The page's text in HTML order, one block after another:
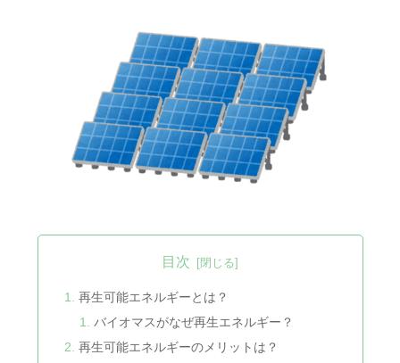
目次
再生可能エネルギーとは？
バイオマスがなぜ再生エネルギー？
再生可能エネルギーのメリットは？